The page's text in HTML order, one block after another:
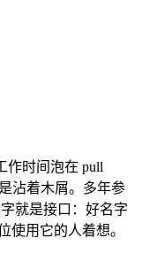
作时间泡在 pull
沾着木屑。多年参
就是接口：好名字
使用它的人着想。